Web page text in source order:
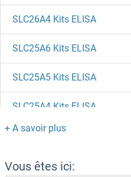
SLC26A4 Kits ELISA
SLC25A6 Kits ELISA
SLC25A5 Kits ELISA
SLC25A4 Kits ELISA
SLC25A37 Kits ELISA
SLC25A20 Kits ELISA
Vous êtes ici: